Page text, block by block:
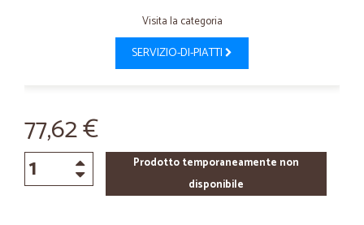
Visita la categoria
SERVIZIO-DI-PIATTI
77,62 €
Prodotto temporaneamente non
disponibile